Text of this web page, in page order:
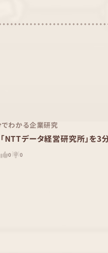
わかる企業研究
「NTTデータ経営研究所」を3
0 0